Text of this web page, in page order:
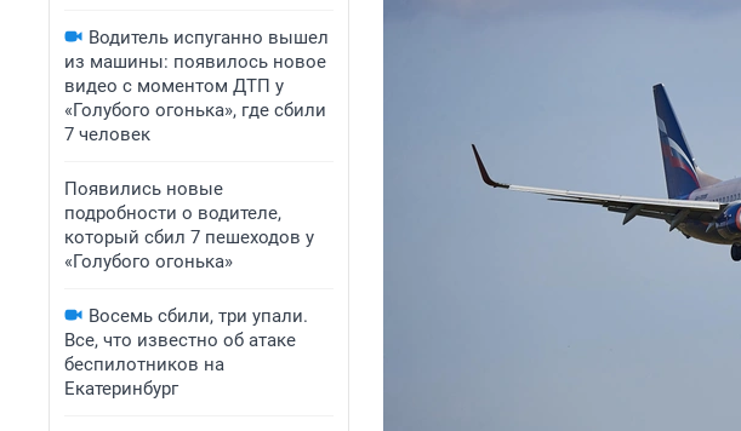
Водитель испуганно вышел
из машины: появилось новое
видео с моментом ДТП у
«Голубого огонька», где сбили
7 человек
Появились новые
подробности о водителе,
который сбил 7 пешеходов у
«Голубого огонька»
Восемь сбили, три упали.
Все, что известно об атаке
беспилотников на
Екатеринбург